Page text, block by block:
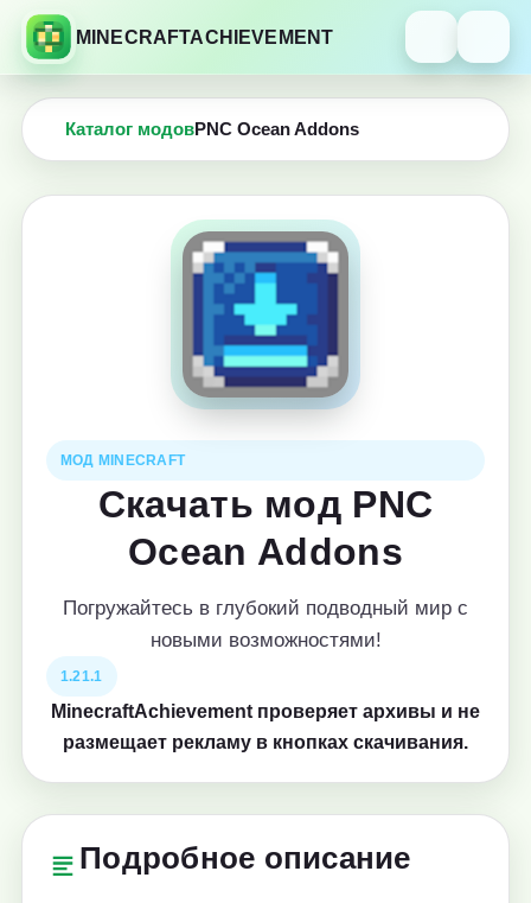
MINECRAFTACHIEVEMENT
Каталог модовPNC Ocean Addons
МОД MINECRAFT
Скачать мод PNC
Ocean Addons
Погружайтесь в глубокий подводный мир с
новыми возможностями!
1.21.1
MinecraftAchievement проверяет архивы и не
размещает рекламу в кнопках скачивания.
Подробное описание